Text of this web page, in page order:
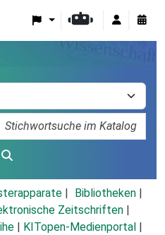
Bibliotheken
Zeitschriften
KITopen-Medienportal